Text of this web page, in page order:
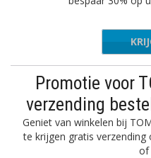
Promotie voor
verzending
Geniet van winkelen bij
te krijgen gratis
of